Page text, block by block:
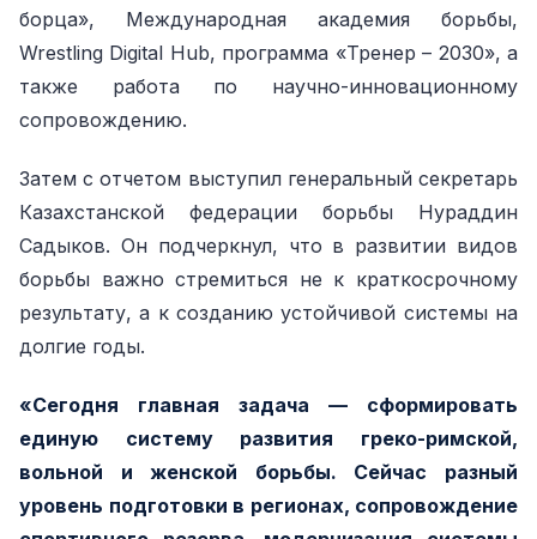
борца», Международная академия борьбы,
Wrestling Digital Hub, программа «Тренер – 2030», а
также работа по научно-инновационному
сопровождению.
Затем с отчетом выступил генеральный секретарь
Казахстанской федерации борьбы Нураддин
Садыков. Он подчеркнул, что в развитии видов
борьбы важно стремиться не к краткосрочному
результату, а к созданию устойчивой системы на
долгие годы.
«Сегодня главная задача — сформировать
единую систему развития греко-римской,
вольной и женской борьбы. Сейчас разный
уровень подготовки в регионах, сопровождение